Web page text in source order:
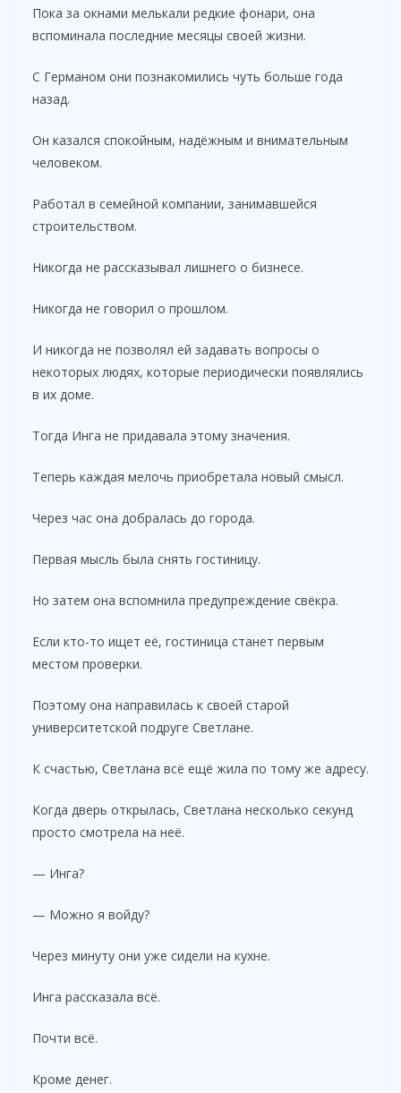
Пока за окнами мелькали редкие фонари, она
вспоминала последние месяцы своей жизни.
С Германом они познакомились чуть больше года
назад.
Он казался спокойным, надёжным и внимательным
человеком.
Работал в семейной компании, занимавшейся
строительством.
Никогда не рассказывал лишнего о бизнесе.
Никогда не говорил о прошлом.
И никогда не позволял ей задавать вопросы о
некоторых людях, которые периодически появлялись
в их доме.
Тогда Инга не придавала этому значения.
Теперь каждая мелочь приобретала новый смысл.
Через час она добралась до города.
Первая мысль была снять гостиницу.
Но затем она вспомнила предупреждение свёкра.
Если кто-то ищет её, гостиница станет первым
местом проверки.
Поэтому она направилась к своей старой
университетской подруге Светлане.
К счастью, Светлана всё ещё жила по тому же адресу.
Когда дверь открылась, Светлана несколько секунд
просто смотрела на неё.
— Инга?
— Можно я войду?
Через минуту они уже сидели на кухне.
Инга рассказала всё.
Почти всё.
Кроме денег.